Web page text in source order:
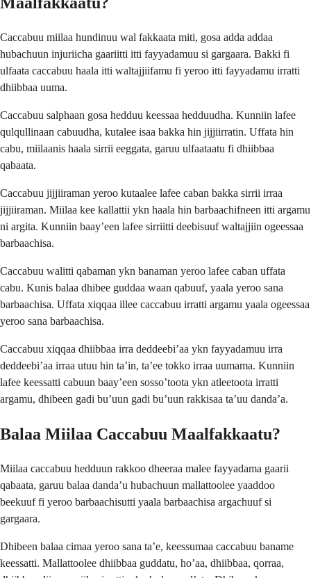
Caccabuu miilaa hundinuu wal fakkaata miti, gosa adda addaa
hubachuun injuriicha gaariitti itti fayyadamuu si gargaara. Bakki fi
ulfaata caccabuu haala itti waltajjiifamu fi yeroo itti fayyadamu irratti
dhiibbaa uuma.
Caccabuu salphaan gosa hedduu keessaa hedduudha. Kunniin lafee
qulqullinaan cabuudha, kutalee isaa bakka hin jijjiirratin. Uffata hin
cabu, miilaanis haala sirrii eeggata, garuu ulfaataatu fi dhiibbaa
qabaata.
Caccabuu jijjiiraman yeroo kutaalee lafee caban bakka sirrii irraa
jijjiiraman. Miilaa kee kallattii ykn haala hin barbaachifneen itti argamu
ni argita. Kunniin baay’een lafee sirriitti deebisuuf waltajjiin ogeessaa
barbaachisa.
Caccabuu walitti qabaman ykn banaman yeroo lafee caban uffata
cabu. Kunis balaa dhibee guddaa waan qabuuf, yaala yeroo sana
barbaachisa. Uffata xiqqaa illee caccabuu irratti argamu yaala ogeessaa
yeroo sana barbaachisa.
Caccabuu xiqqaa dhiibbaa irra deddeebi’aa ykn fayyadamuu irra
deddeebi’aa irraa utuu hin ta’in, ta’ee tokko irraa uumama. Kunniin
lafee keessatti cabuun baay’een sosso’toota ykn atleetoota irratti
argamu, dhibeen gadi bu’uun gadi bu’uun rakkisaa ta’uu danda’a.
Balaa Miilaa Caccabuu Maalfakkaatu?
Miilaa caccabuu hedduun rakkoo dheeraa malee fayyadama gaarii
qabaata, garuu balaa danda’u hubachuun mallattoolee yaaddoo
beekuuf fi yeroo barbaachisutti yaala barbaachisa argachuuf si
gargaara.
Dhibeen balaa cimaa yeroo sana ta’e, keessumaa caccabuu baname
keessatti. Mallattoolee dhiibbaa guddatu, ho’aa, dhiibbaa, qorraa,